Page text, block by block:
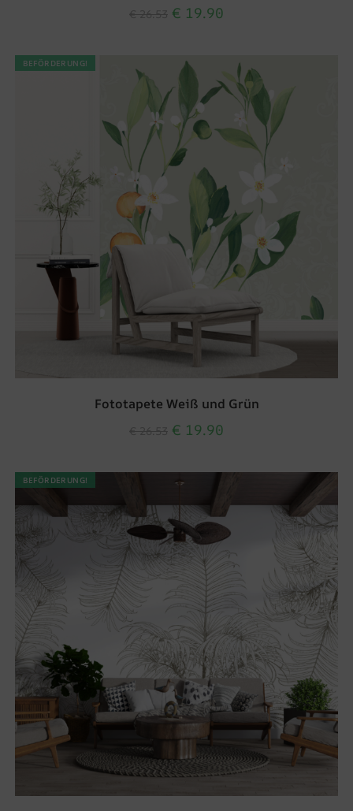
€ 19.90
BEFÖRDERUNG!
Fototapete Weiß und Grün
€ 19.90
BEFÖRDERUNG!